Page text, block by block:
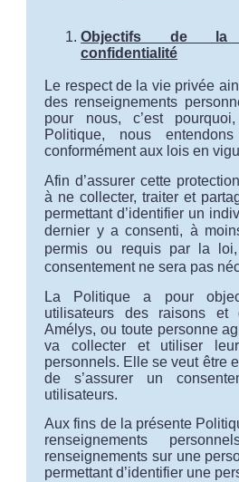
Objectifs de la
confidentialité
Le respect de la vie privée
des renseignements
pour nous, c’est
Politique, nous
conformément aux lois en
Afin d’assurer cette
à ne collecter, traiter et
permettant d’identifier un
dernier y a consenti, à
permis ou requis par la
consentement ne sera pas
La Politique a pour
utilisateurs des raisons
Amélys, ou toute personne
va collecter et utiliser
personnels. Elle se veut être
de s’assurer un
utilisateurs.
Aux fins de la présente
renseignements
renseignements sur une
permettant d’identifier une